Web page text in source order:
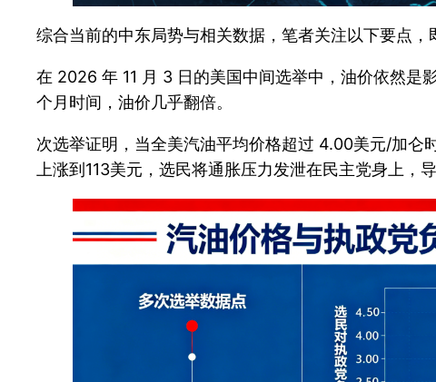
综合当前的中东局势与相关数据，笔者关注以下要点，
在 2026 年 11 月 3 日的美国中间选举中，油价依然
个月时间，油价几乎翻倍。
次选举证明，当全美汽油平均价格超过 4.00美元/加仑
上涨到113美元，选民将通胀压力发泄在民主党身上，